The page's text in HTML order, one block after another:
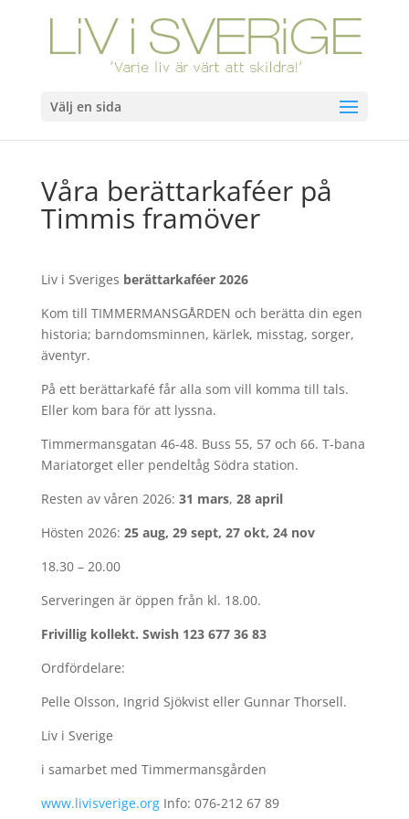
Välj en sida
Våra berättarkaféer på
Timmis framöver
Liv i Sveriges berättarkaféer 2026
Kom till TIMMERMANSGÅRDEN och berätta din egen
historia; barndomsminnen, kärlek, misstag, sorger,
äventyr.
På ett berättarkafé får alla som vill komma till tals.
Eller kom bara för att lyssna.
Timmermansgatan 46-48. Buss 55, 57 och 66. T-bana
Mariatorget eller pendeltåg Södra station.
Resten av våren 2026: 31 mars, 28 april
Hösten 2026: 25 aug, 29 sept, 27 okt, 24 nov
18.30 – 20.00
Serveringen är öppen från kl. 18.00.
Frivillig kollekt. Swish 123 677 36 83
Ordfördelare:
Pelle Olsson, Ingrid Sjökvist eller Gunnar Thorsell.
Liv i Sverige
i samarbet med Timmermansgården
www.livisverige.orgInfo: 076-212 67 89